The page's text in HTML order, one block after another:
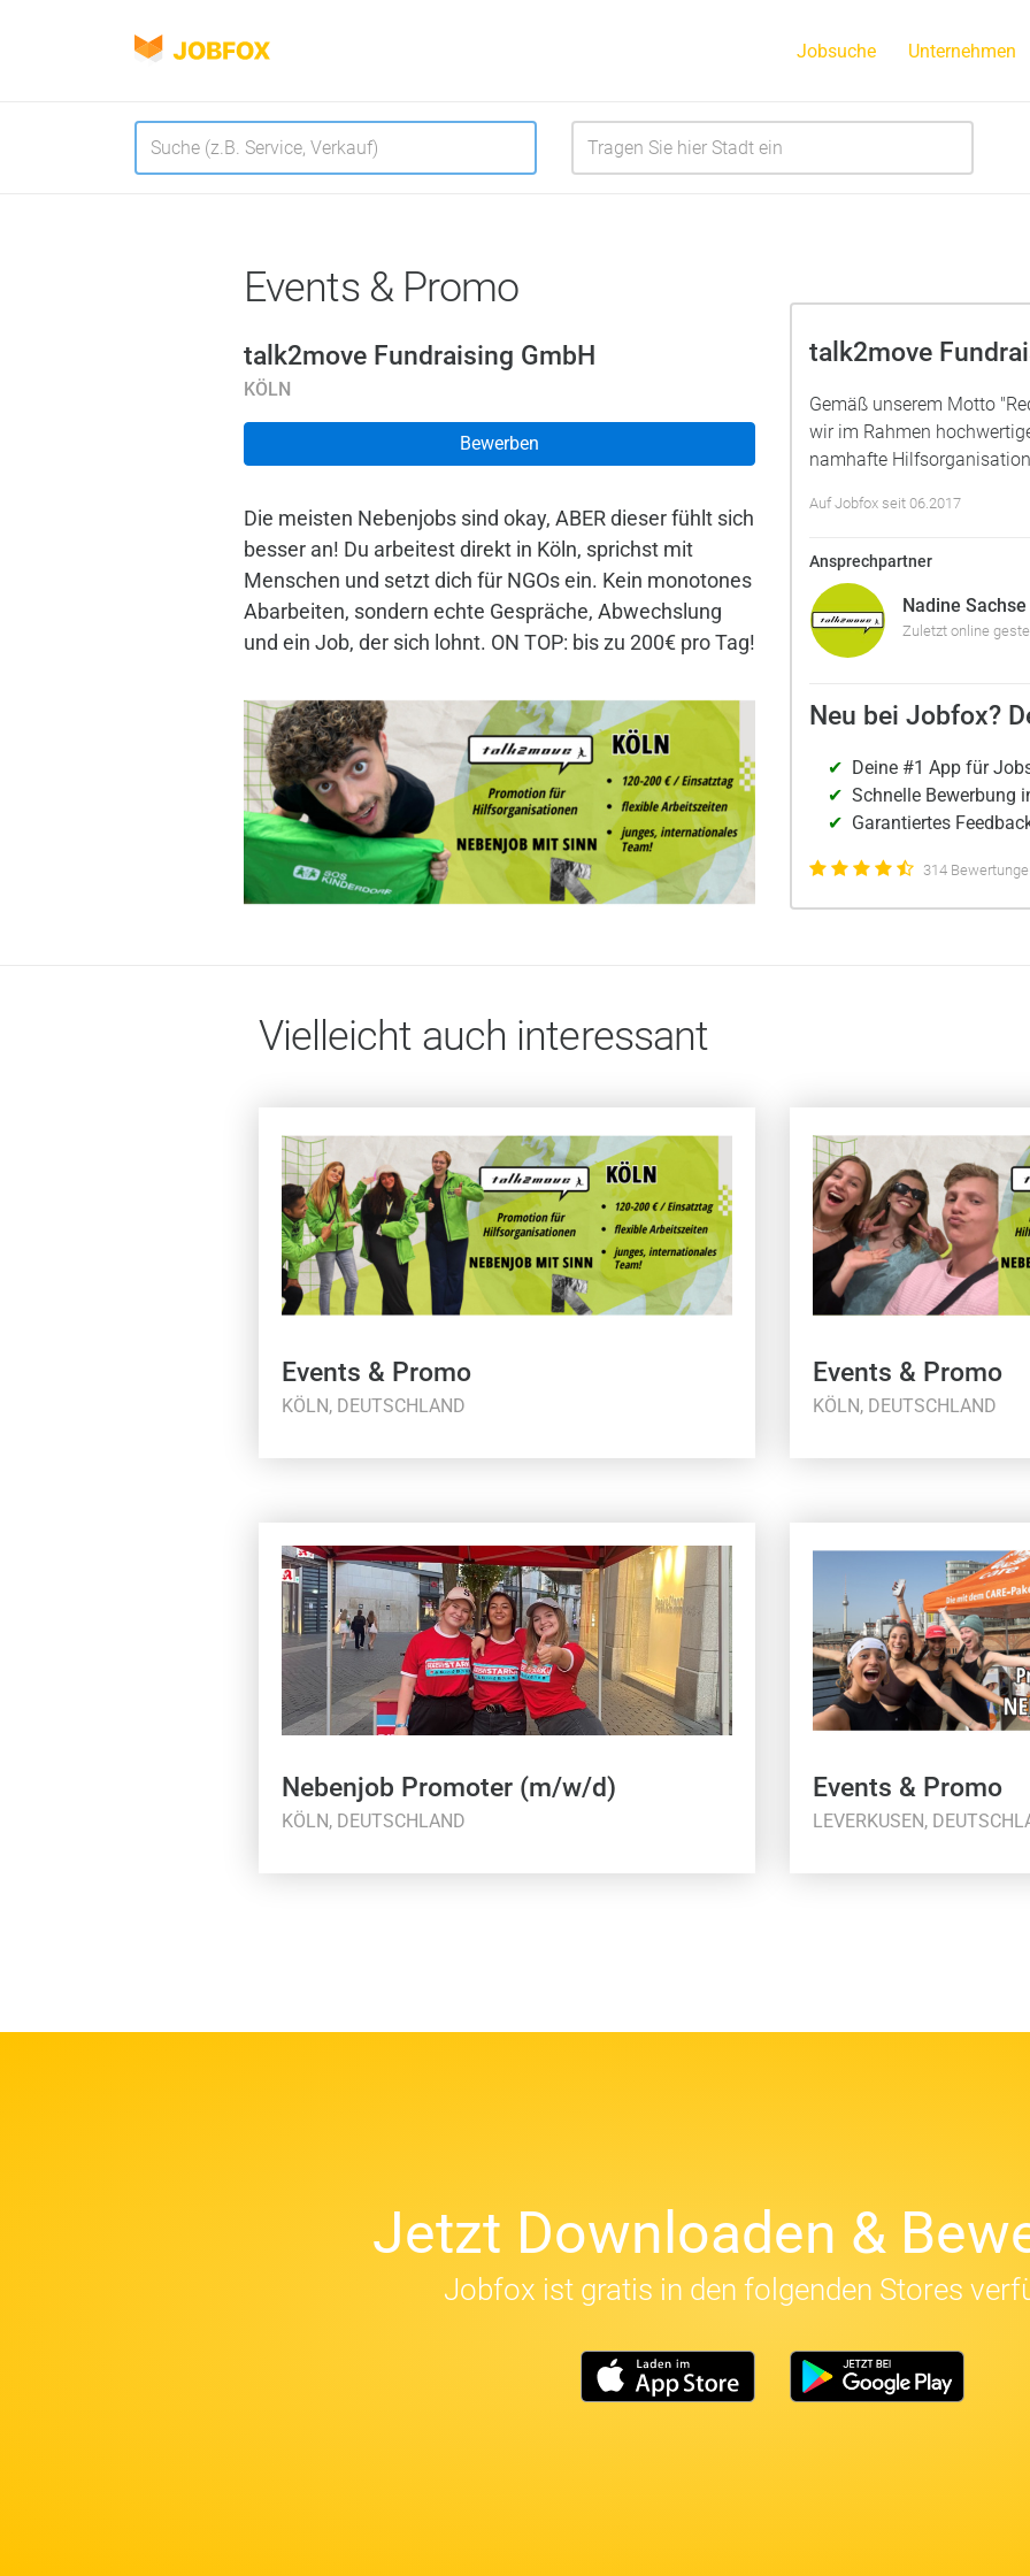
JOBFOX Navigation
Sprache Jobsuche Unternehmen
Events & Promo
talk2move Fundraising GmbH
KÖLN
Bewerben
Die meisten Nebenjobs sind okay, ABER dieser fühlt sich
besser an! Du arbeitest direkt in Köln, sprichst mit
Menschen und setzt dich für NGOs ein. Kein monotones
Abarbeiten, sondern echte Gespräche, Abwechslung
und ein Job, der sich lohnt. ON TOP: bis zu 200€ pro Tag!
talk2move
Gemäß unserem Motto
wir im Rahmen
namhafte
Auf Jobfox seit 06.2017
Ansprechpartner
Nadine Sachse
Zuletzt online
Neu bei Jobfox?
Deine #1 App für
Schnelle Bewerbung
Garantiertes
314
Vielleicht auch interessant
Events & Promo
KÖLN, DEUTSCHLAND
Events & Promo
KÖLN, DEUTSCHLAND
Nebenjob Promoter (m/w/d)
KÖLN, DEUTSCHLAND
Events & Promo
LEVERKUSEN,
Jetzt Downloaden &
Jobfox ist gratis in den folgenden Stores